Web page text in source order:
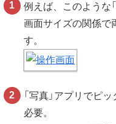
例えば、このような
画面サイズの関係で
す。
「写真」アプリでピ
必要。